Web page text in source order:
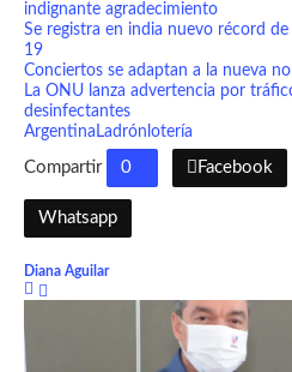
indignante agradecimiento
Se registra en india nuevo récord
19
Conciertos se adaptan a la nueva
La ONU lanza advertencia por
desinfectantes
Argentina Ladrón lotería
Compartir 0 Facebook
Whatsapp
Diana Aguilar